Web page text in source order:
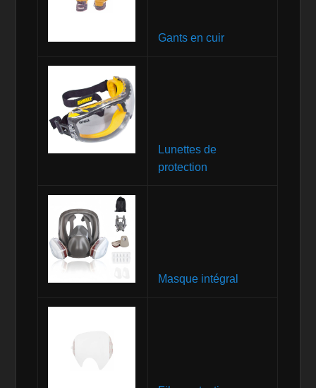
Gants en cuir
Lunettes de
protection
Masque intégral